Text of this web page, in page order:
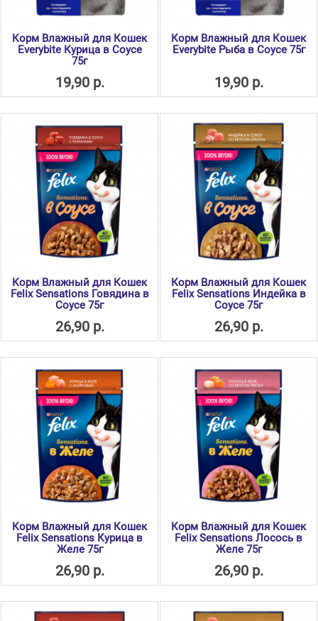
Корм Влажный для Кошек
Everybite Курица в Соусе
75г
19,90 р.
Корм Влажный для Кошек
Everybite Рыба в Соусе 75г
19,90 р.
Корм Влажный для Кошек
Felix Sensations Говядина в
Соусе 75г
26,90 р.
Корм Влажный для Кошек
Felix Sensations Индейка в
Соусе 75г
26,90 р.
Корм Влажный для Кошек
Felix Sensations Курица в
Желе 75г
26,90 р.
Корм Влажный для Кошек
Felix Sensations Лосось в
Желе 75г
26,90 р.